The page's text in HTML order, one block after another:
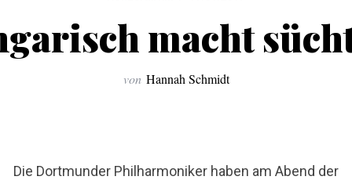
macht
von Hannah Schmidt
Die Dortmunder Philharmoniker haben am Abend der